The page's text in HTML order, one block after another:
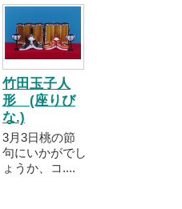
竹田玉子人
形 (座りび
な.)
3月3日桃の節
句にいかがでし
ょうか、コ....